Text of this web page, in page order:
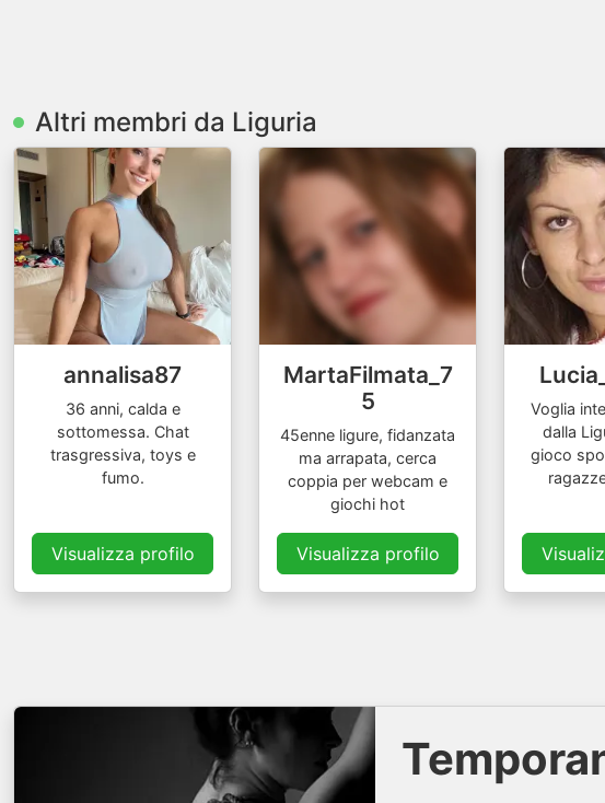
Altri membri da Liguria
annalisa87
36 anni, calda e
sottomessa. Chat
trasgressiva, toys e
fumo.
Visualizza profilo
MartaFilmata_7
5
45enne ligure, fidanzata
ma arrapata, cerca
coppia per webcam e
giochi hot
Visualizza profilo
Voglia
dalla
gioco